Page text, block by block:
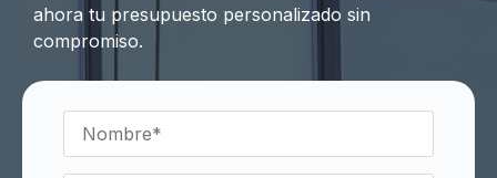
ahora tu presupuesto personalizado sin
compromiso.